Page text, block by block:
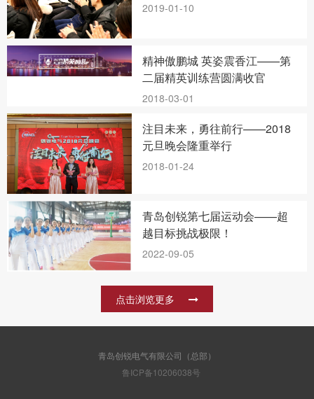
2019-01-10
精神傲鹏城 英姿震香江——第
二届精英训练营圆满收官
2018-03-01
注目未来，勇往前行——2018
元旦晚会隆重举行
2018-01-24
青岛创锐第七届运动会——超
越目标挑战极限！
2022-09-05
点击浏览更多
青岛创锐电气有限公司（总部）
鲁ICP备10206038号